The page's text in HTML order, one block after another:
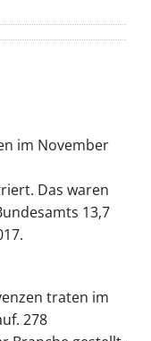
im November
Das waren
13,7
traten im
278